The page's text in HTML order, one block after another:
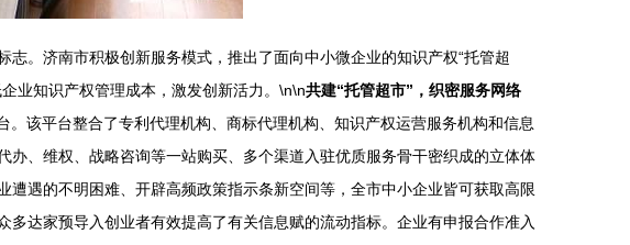
。济南市积极创新服务模式，推出了面向中小微企业的知识产权“托管超
业知识产权管理成本，激发创新活力。\n\n共建“托管超市”，织密服务网络
该平台整合了专利代理机构、商标代理机构、知识产权运营服务机构和信息
、维权、战略咨询等一站购买、多个渠道入驻优质服务骨干密织成的立体体
遇的不明困难、开辟高频政策指示条新空间等，全市中小企业皆可获取高限
达家预导入创业者有效提高了有关信息赋的流动指标。企业有申报合作准入